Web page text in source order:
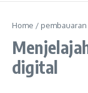
Home /
digital